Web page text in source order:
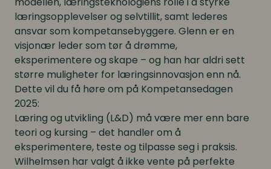
læringsopplevelser og selvtillit, samt lederes
ansvar som kompetansebyggere. Glenn er en
visjonær leder som tør å drømme,
eksperimentere og skape – og han har aldri sett
større muligheter for læringsinnovasjon enn nå.
Dette vil du få høre om på Kompetansedagen
2025:
Læring og utvikling (L&D) må være mer enn bare
teori og kursing – det handler om å
eksperimentere, teste og tilpasse seg i praksis.
Wilhelmsen har valgt å ikke vente på perfekte